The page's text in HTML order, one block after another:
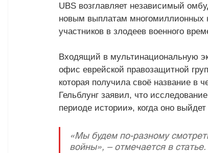
UBS возглавляет независимый
новым выплатам многомиллионных
участников в злодеев военного
Входящий в мультинациональную
офис еврейской правозащитной
которая получила своё название в
Гельблунг заявил, что исследование
периоде истории», когда оно
«Мы будем по-разному
войны», – отмечается в статье.